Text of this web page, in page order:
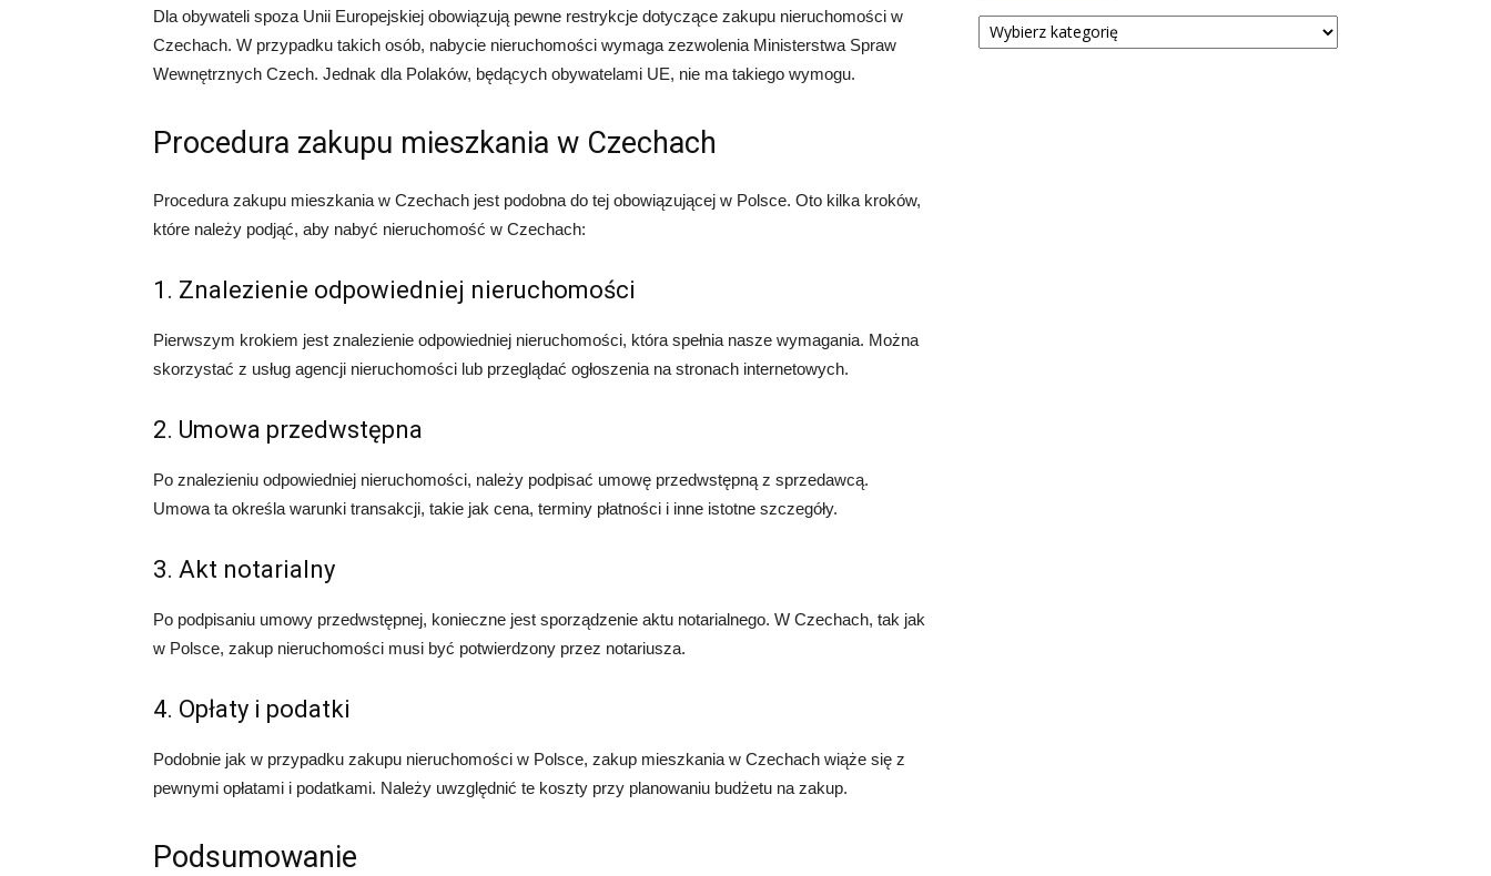
Dla obywateli spoza Unii Europejskiej obowiązują pewne restrykcje dotyczące zakupu nieruchomości w
Czechach. W przypadku takich osób, nabycie nieruchomości wymaga zezwolenia Ministerstwa Spraw
Wewnętrznych Czech. Jednak dla Polaków, będących obywatelami UE, nie ma takiego wymogu.
Procedura zakupu mieszkania w Czechach
Procedura zakupu mieszkania w Czechach jest podobna do tej obowiązującej w Polsce. Oto kilka kroków,
które należy podjąć, aby nabyć nieruchomość w Czechach:
1. Znalezienie odpowiedniej nieruchomości
Pierwszym krokiem jest znalezienie odpowiedniej nieruchomości, która spełnia nasze wymagania. Można
skorzystać z usług agencji nieruchomości lub przeglądać ogłoszenia na stronach internetowych.
2. Umowa przedwstępna
Po znalezieniu odpowiedniej nieruchomości, należy podpisać umowę przedwstępną z sprzedawcą.
Umowa ta określa warunki transakcji, takie jak cena, terminy płatności i inne istotne szczegóły.
3. Akt notarialny
Po podpisaniu umowy przedwstępnej, konieczne jest sporządzenie aktu notarialnego. W Czechach, tak jak
w Polsce, zakup nieruchomości musi być potwierdzony przez notariusza.
4. Opłaty i podatki
Podobnie jak w przypadku zakupu nieruchomości w Polsce, zakup mieszkania w Czechach wiąże się z
pewnymi opłatami i podatkami. Należy uwzględnić te koszty przy planowaniu budżetu na zakup.
Podsumowanie
Kategorie